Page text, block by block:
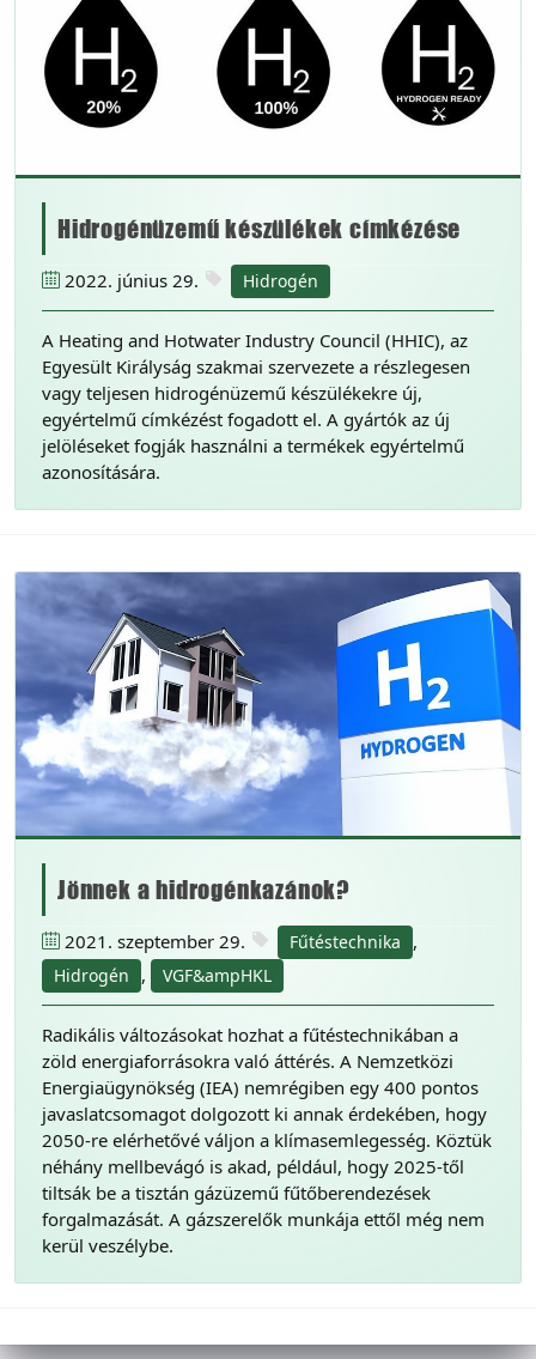
Hidrogénüzemű készülékek címkézése
2022. június 29. Hidrogén
A Heating and Hotwater Industry Council (HHIC), az
Egyesült Királyság szakmai szervezete a részlegesen
vagy teljesen hidrogénüzemű készülékekre új,
egyértelmű címkézést fogadott el. A gyártók az új
jelöléseket fogják használni a termékek egyértelmű
azonosítására.
Jönnek a hidrogénkazánok?
2021. szeptember 29. Fűtéstechnika ,
Hidrogén , VGF&ampHKL
Radikális változásokat hozhat a fűtéstechnikában a
zöld energiaforrásokra való áttérés. A Nemzetközi
Energiaügynökség (IEA) nemrégiben egy 400 pontos
javaslatcsomagot dolgozott ki annak érdekében, hogy
2050-re elérhetővé váljon a klímasemlegesség. Köztük
néhány mellbevágó is akad, például, hogy 2025-től
tiltsák be a tisztán gázüzemű fűtőberendezések
forgalmazását. A gázszerelők munkája ettől még nem
kerül veszélybe.